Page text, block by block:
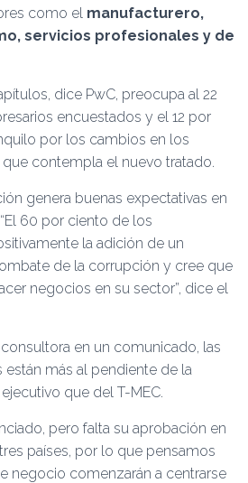
como el manufacturero,
servicios profesionales y de
dice PwC, preocupa al 22
encuestados y el 12 por
por los cambios en los
contempla el nuevo tratado.
genera buenas expectativas en
60 por ciento de los
la adición de un
de la corrupción y cree que
negocios en su sector”, dice el
en un comunicado, las
están más al pendiente de la
que del T-MEC.
pero falta su aprobación en
países, por lo que pensamos
negocio comenzarán a centrarse